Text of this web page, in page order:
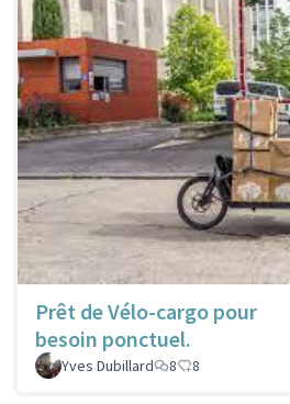
Prêt de Vélo-cargo pour
besoin ponctuel.
Yves Dubillard
8 8